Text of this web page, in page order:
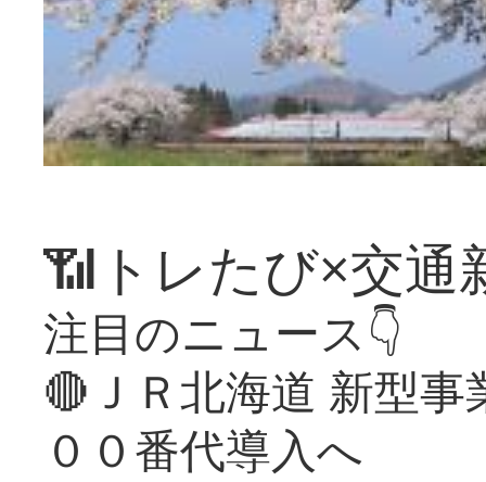
📶トレたび×交通
注目のニュース👇
🔴ＪＲ北海道 新型
００番代導入へ